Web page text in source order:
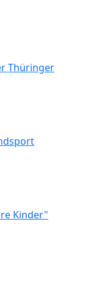
Thüringer
Kinder"